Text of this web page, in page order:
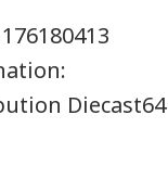
Diecast64